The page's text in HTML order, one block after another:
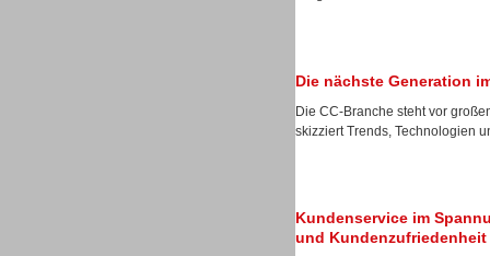
Die nächste Generation
Die CC-Branche steht vor
skizziert Trends, Technologien
Kundenservice im
und Kundenzufriedenheit